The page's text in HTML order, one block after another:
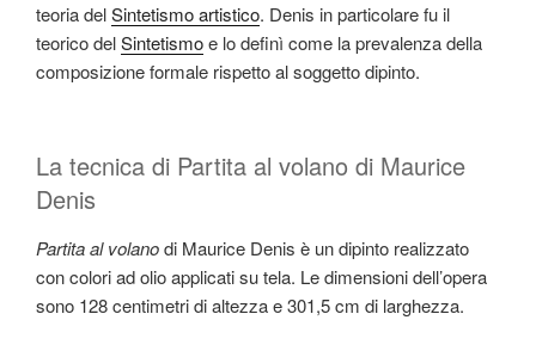
teoria delSintetismo artistico. Denis in particolare fu il
teorico delSintetismoe lo definì come la prevalenza della
composizione formale rispetto al soggetto dipinto.
La tecnica di Partita al volano di Maurice
Denis
Partita al volanodi Maurice Denis è un dipinto realizzato
con colori ad olio applicati su tela. Le dimensioni dell’opera
sono 128 centimetri di altezza e 301,5 cm di larghezza.